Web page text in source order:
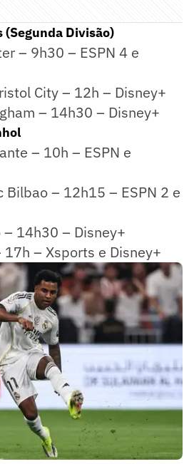
Divisão)
– 9h30 – ESPN 4 e
City – 12h – Disney+
– 14h30 – Disney+
– 10h – ESPN e
Bilbao – 12h15 – ESPN 2 e
– 14h30 – Disney+
– Xsports e Disney+